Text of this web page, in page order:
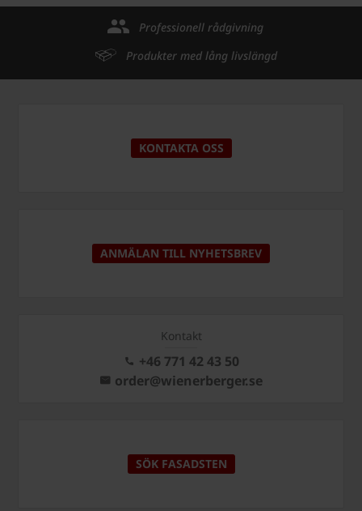
Professionell rådgivning
Produkter med lång livslängd
KONTAKTA OSS
ANMÄLAN TILL NYHETSBREV
Kontakt
+46 771 42 43 50
order@wienerberger.se
SÖK FASADSTEN